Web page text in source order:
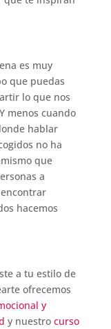
es muy
que puedas
lo que nos
menos cuando
hablar
no ha
que
a
hacemos
a tu estilo de
ofrecemos
y
y nuestro curso